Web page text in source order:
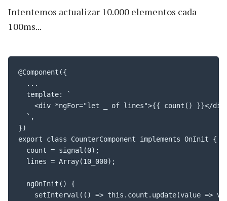
Intentemos actualizar 10.000 elementos cada
100ms...
@Component({
  ...
  template: `
<div *ngFor="let _ of lines">{{ count() }}</
  `,
})
export class CounterComponent implements OnInit {
  count = signal(0);
  lines = Array(10_000);
  ngOnInit() {
setInterval(() => this.count.update(value =>